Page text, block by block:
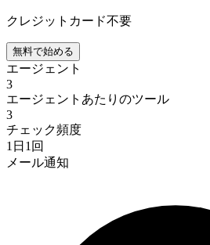
クレジットカード不要
無料で始める
エージェント
3
エージェントあたりのツール
3
チェック頻度
1日1回
メール通知